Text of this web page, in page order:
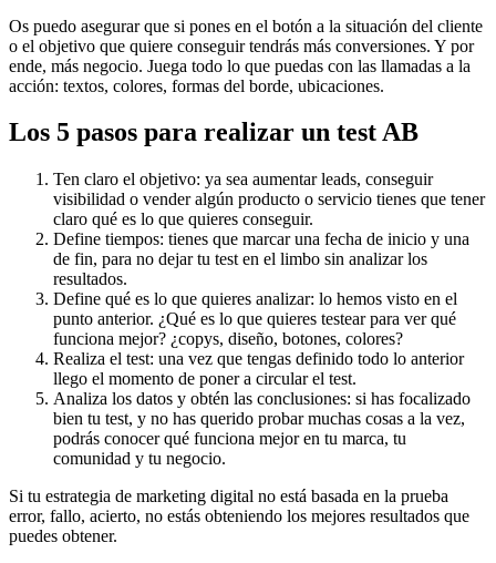
Os puedo asegurar que si pones en el botón a la situación del cliente
o el objetivo que quiere conseguir tendrás más conversiones. Y por
ende, más negocio. Juega todo lo que puedas con las llamadas a la
acción: textos, colores, formas del borde, ubicaciones.
Los 5 pasos para realizar un test AB
Ten claro el objetivo: ya sea aumentar leads, conseguir
visibilidad o vender algún producto o servicio tienes que tener
claro qué es lo que quieres conseguir.
Define tiempos: tienes que marcar una fecha de inicio y una
de fin, para no dejar tu test en el limbo sin analizar los
resultados.
Define qué es lo que quieres analizar: lo hemos visto en el
punto anterior. ¿Qué es lo que quieres testear para ver qué
funciona mejor? ¿copys, diseño, botones, colores?
Realiza el test: una vez que tengas definido todo lo anterior
llego el momento de poner a circular el test.
Analiza los datos y obtén las conclusiones: si has focalizado
bien tu test, y no has querido probar muchas cosas a la vez,
podrás conocer qué funciona mejor en tu marca, tu
comunidad y tu negocio.
Si tu estrategia de marketing digital no está basada en la prueba
error, fallo, acierto, no estás obteniendo los mejores resultados que
puedes obtener.